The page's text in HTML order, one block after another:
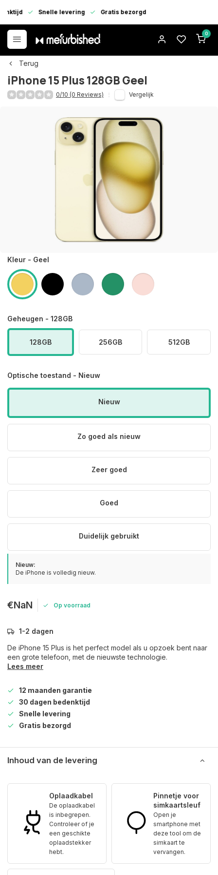
Snelle levering Gratis bezorgd
0
Terug
iPhone 15 Plus 128GB Geel
0/10 (0 Reviews) Vergelijk
Kleur - Geel
Geheugen - 128GB
128GB 256GB 512GB
Optische toestand - Nieuw
Nieuw
Zo goed als nieuw
Zeer goed
Goed
Duidelijk gebruikt
Nieuw:
De iPhone is volledig nieuw.
€NaN Op voorraad
1-2 dagen
De iPhone 15 Plus is het perfect model als u opzoek bent naar
een grote telefoon, met de nieuwste technologie.
Lees meer
12 maanden garantie
30 dagen bedenktijd
Snelle levering
Gratis bezorgd
Inhoud van de levering
Oplaadkabel
De oplaadkabel
is inbegrepen.
Controleer of je
een geschikte
oplaadstekker
hebt.
Pinnetje voor
simkaartsleuf
Open je
smartphone met
deze tool om de
simkaart te
vervangen.